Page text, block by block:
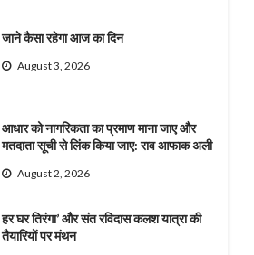
जाने कैसा रहेगा आज का दिन
August 3, 2026
आधार को नागरिकता का प्रमाण माना जाए और
मतदाता सूची से लिंक किया जाए: राव आफाक अली
August 2, 2026
हर घर तिरंगा’ और संत रविदास कलश यात्रा की
तैयारियों पर मंथन